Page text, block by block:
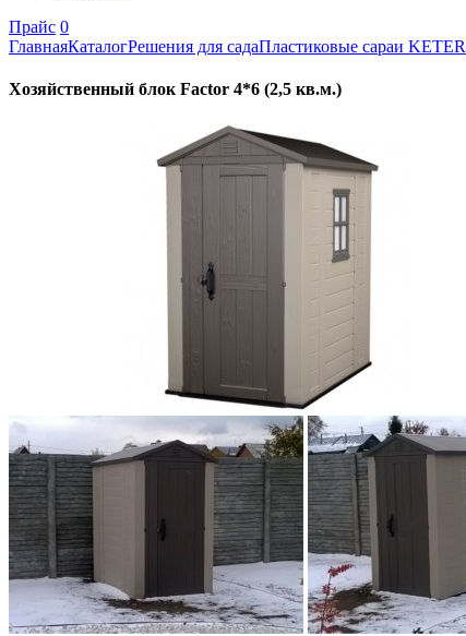
Прайс 0
ГлавнаяКаталогРешения для садаПластиковые сараи KETER
Хозяйственный блок Factor 4*6 (2,5 кв.м.)